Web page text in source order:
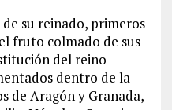
su reinado, primeros
fruto colmado de sus
del reino
dentro de la
de Aragón y Granada,